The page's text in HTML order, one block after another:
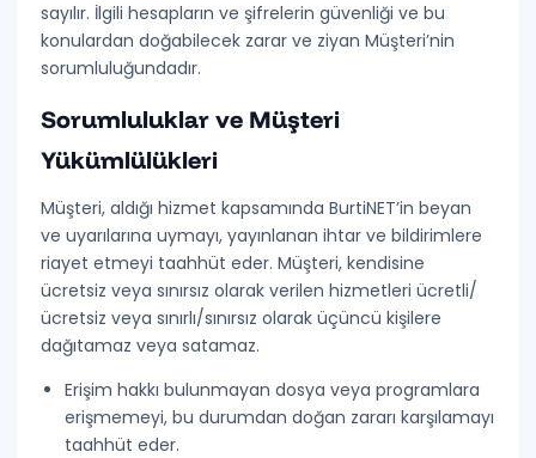
sayılır. İlgili hesapların ve şifrelerin güvenliği ve bu
konulardan doğabilecek zarar ve ziyanMüşteri’nin
sorumluluğundadır.
Sorumluluklar ve Müşteri
Yükümlülükleri
Müşteri, aldığı hizmet kapsamında BurtiNET’in beyan
ve uyarılarına uymayı, yayınlanan ihtar ve bildirimlere
riayet etmeyi taahhüt eder.Müşteri, kendisine
ücretsiz veya sınırsız olarak verilen hizmetleri ücretli/
ücretsiz veya sınırlı/sınırsız olarak üçüncü kişilere
dağıtamaz veya satamaz.
Erişim hakkı bulunmayan dosya veya programlara
erişmemeyi, bu durumdan doğan zararı karşılamayı
taahhüt eder.